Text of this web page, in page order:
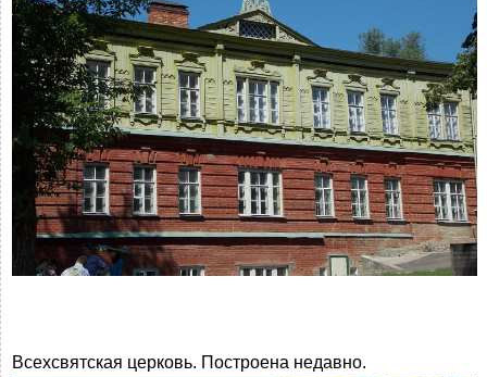
Всехсвятская церковь. Построена недавно.